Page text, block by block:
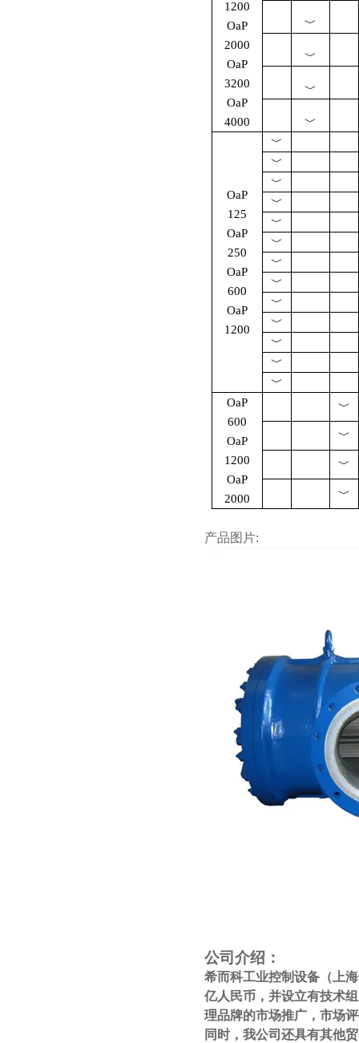
1200
OaP
2000
OaP
3200
OaP
4000
﹀
﹀
﹀
﹀
OaP
125
OaP
250
OaP
600
OaP
1200
﹀
﹀
﹀
﹀
﹀
﹀
﹀
﹀
﹀
﹀
﹀
﹀
﹀
OaP
600
OaP
1200
OaP
2000
﹀
﹀
﹀
﹀
产品图片:
公司介绍：
希而科工业控制设备（上
亿人民币，并设立有技术
理品牌的市场推广，市场
同时，我公司还具有其他